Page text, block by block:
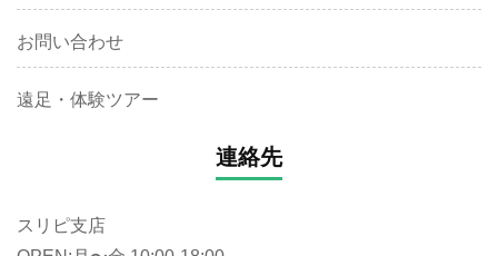
お問い合わせ
遠足・体験ツアー
連絡先
スリピ支店